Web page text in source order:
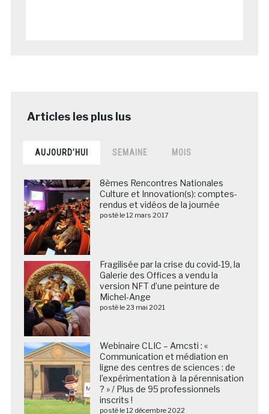
AUJOURD’HUI SEMAINE MOIS
8èmes Rencontres Nationales
Culture et Innovation(s): comptes-
rendus et vidéos de la journée
posté le 12 mars 2017
Fragilisée par la crise du covid-19, la
Galerie des Offices a vendu la
version NFT d’une peinture de
Michel-Ange
posté le 23 mai 2021
Webinaire CLIC – Amcsti : «
Communication et médiation en
ligne des centres de sciences : de
l’expérimentation à la pérennisation
? » / Plus de 95 professionnels
inscrits !
posté le 12 décembre 2022